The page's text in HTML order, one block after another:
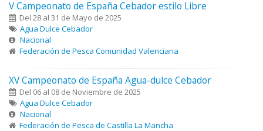
V Campeonato de España Cebador estilo Libre
Del 28 al 31 de Mayo de 2025
Agua Dulce Cebador
Nacional
Federación de Pesca Comunidad Valenciana
XV Campeonato de España Agua-dulce Cebador
Del 06 al 08 de Noviembre de 2025
Agua Dulce Cebador
Nacional
Federación de Pesca de Castilla La Mancha